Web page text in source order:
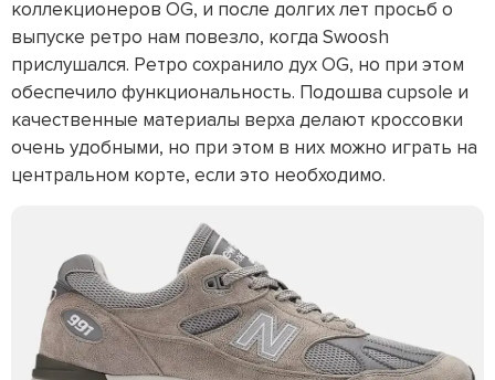
коллекционеров OG, и после долгих лет просьб о
выпуске ретро нам повезло, когда Swoosh
прислушался. Ретро сохранило дух OG, но при этом
обеспечило функциональность. Подошва cupsole и
качественные материалы верха делают кроссовки
очень удобными, но при этом в них можно играть на
центральном корте, если это необходимо.